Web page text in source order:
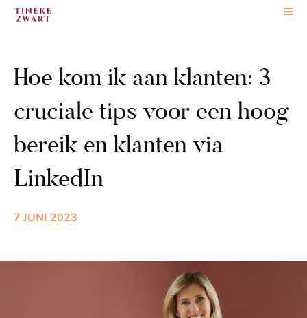
naar
Hoe kom ik aan klanten: 3
cruciale tips voor een hoog
bereik en klanten via
LinkedIn
7 JUNI 2023